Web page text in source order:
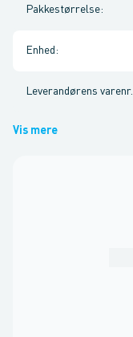
Pakkestørrelse:
Enhed :
Leverandørens varenr.
Vis mere